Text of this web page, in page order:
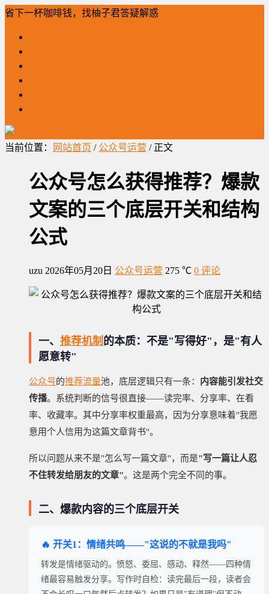
省下一杯咖啡钱，找柚子君答疑解惑
当前位置： 网站首页 / 公众号运营 / 正文
公众号怎么获得推荐？爆款
文案的三个底层开关和结构
公式
uzu 2026年05月20日 公众号运营 275 ℃ 0 评论
一、 推荐机制 的本质：不是"写得好"，是"有人
愿意转"
公众号的推荐流量池，底层逻辑只有一条： 内容能引发社交
传播。系统判断的信号很直接——读完率、分享率、在看
率、收藏率。其中分享率权重最高，因为分享意味着"我愿
意用个人信用为这篇文章背书"。
所以问题从来不是"怎么写一篇文章"，而是"写一篇让人忍
不住转发给朋友的文章"。这是两个完全不同的事。
二、爆款内容的三个底层开关
🔥 开关1：情绪共鸣——"这说的不就是我吗"
转发是情绪驱动的。愤怒、委屈、感动、释然——四种情
绪最容易触发分享。写作时自检：读完最后一段，读者会